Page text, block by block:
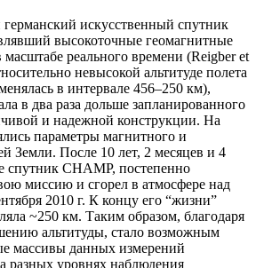
искусственный спутник
высокоточные геомагнитные
реального времени (Reigber et
невысокой альтитуде полета
в интервале 456–250 км),
в два раза дольше запланированного
и надежной конструкции. На
параметры магнитного и
Земли. После 10 лет, 2 месяцев и 4
спутник CHAMP, постепенно
миссию и сгорел в атмосфере над
2010 г. К концу его “жизни”
~250 км. Таким образом, благодаря
альтитуды, стало возможным
массивы данных измерений
разных уровнях наблюдения